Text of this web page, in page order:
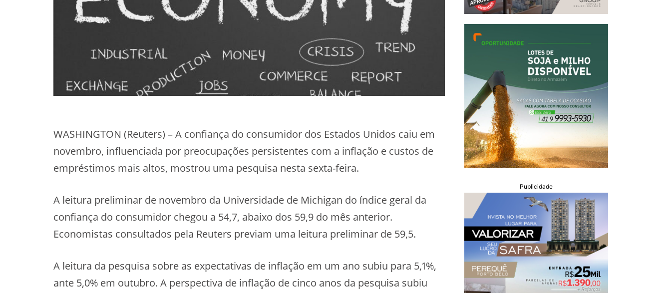
WASHINGTON (Reuters) – A confiança do consumidor dos Estados Unidos caiu em
novembro, influenciada por preocupações persistentes com a inflação e custos de
empréstimos mais altos, mostrou uma pesquisa nesta sexta-feira.
A leitura preliminar de novembro da Universidade de Michigan do índice geral da
confiança do consumidor chegou a 54,7, abaixo dos 59,9 do mês anterior.
Economistas consultados pela Reuters previam uma leitura preliminar de 59,5.
A leitura da pesquisa sobre as expectativas de inflação em um ano subiu para 5,1%,
ante 5,0% em outubro. A perspectiva de inflação de cinco anos da pesquisa subiu
Publicidade